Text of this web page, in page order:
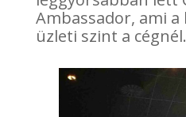
Ambassador, ami a
üzleti szint a cégnél.